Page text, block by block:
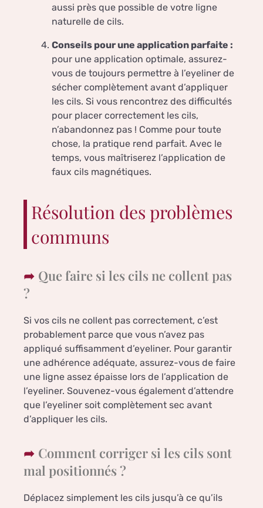
aussi près que possible de votre ligne
naturelle de cils.
Conseils pour une application parfaite :
pour une application optimale, assurez-
vous de toujours permettre à l’eyeliner de
sécher complètement avant d’appliquer
les cils. Si vous rencontrez des difficultés
pour placer correctement les cils,
n’abandonnez pas ! Comme pour toute
chose, la pratique rend parfait. Avec le
temps, vous maîtriserez l’application de
faux cils magnétiques.
Résolution des problèmes
communs
Que faire si les cils ne collent pas
?
Si vos cils ne collent pas correctement, c’est
probablement parce que vous n’avez pas
appliqué suffisamment d’eyeliner. Pour garantir
une adhérence adéquate, assurez-vous de faire
une ligne assez épaisse lors de l’application de
l’eyeliner. Souvenez-vous également d’attendre
que l’eyeliner soit complètement sec avant
d’appliquer les cils.
Comment corriger si les cils sont
mal positionnés ?
Déplacez simplement les cils jusqu’à ce qu’ils